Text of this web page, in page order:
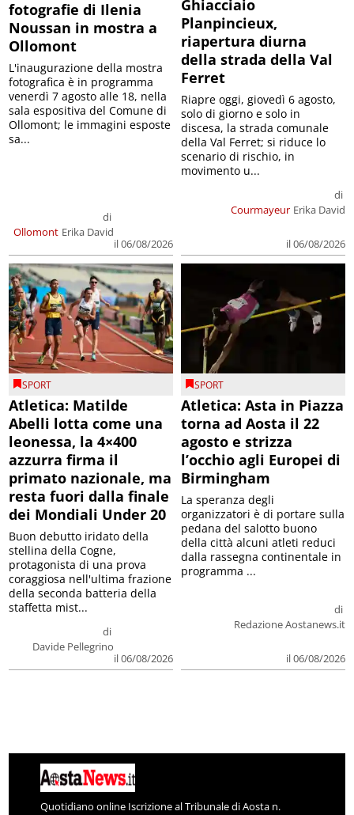
fotografie di Ilenia
Noussan in mostra a
Ollomont
Ollomont
di
Erika David
il 06/08/2026
L'inaugurazione della mostra
fotografica è in programma
venerdì 7 agosto alle 18, nella
sala espositiva del Comune di
Ollomont; le immagini esposte
sa...
Ghiacciaio
Planpincieux,
riapertura diurna
della strada della Val
Ferret
Courmayeur
di
Erika David
il 06/08/2026
Riapre oggi, giovedì 6 agosto,
solo di giorno e solo in
discesa, la strada comunale
della Val Ferret; si riduce lo
scenario di rischio, in
movimento u...
SPORT
Atletica: Matilde
Abelli lotta come una
leonessa, la 4×400
azzurra firma il
primato nazionale, ma
resta fuori dalla finale
dei Mondiali Under 20
di
Davide Pellegrino
il 06/08/2026
Buon debutto iridato della
stellina della Cogne,
protagonista di una prova
coraggiosa nell'ultima frazione
della seconda batteria della
staffetta mist...
SPORT
Atletica: Asta in Piazza
torna ad Aosta il 22
agosto e strizza
l’occhio agli Europei di
Birmingham
di
Redazione Aostanews.it
il 06/08/2026
La speranza degli
organizzatori è di portare sulla
pedana del salotto buono
della città alcuni atleti reduci
dalla rassegna continentale in
programma ...
Quotidiano online Iscrizione al Tribunale di Aosta n.